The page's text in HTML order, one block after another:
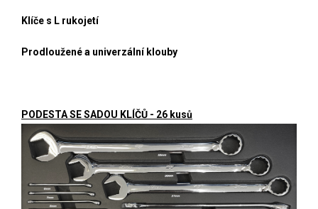
Klíče s L rukojetí
Prodloužené a univerzální klouby
PODESTA SE SADOU KLÍČŮ - 26 kusů